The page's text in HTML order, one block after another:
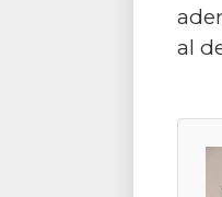
al